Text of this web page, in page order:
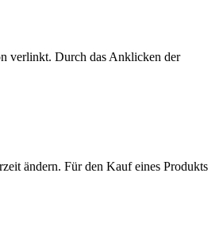
verlinkt. Durch das Anklicken der
ändern. Für den Kauf eines Produkts